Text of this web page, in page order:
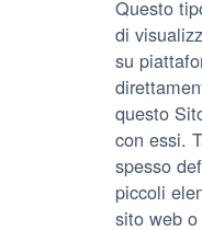
Questo
di
su
questo
con essi.
spesso
piccoli
sito web